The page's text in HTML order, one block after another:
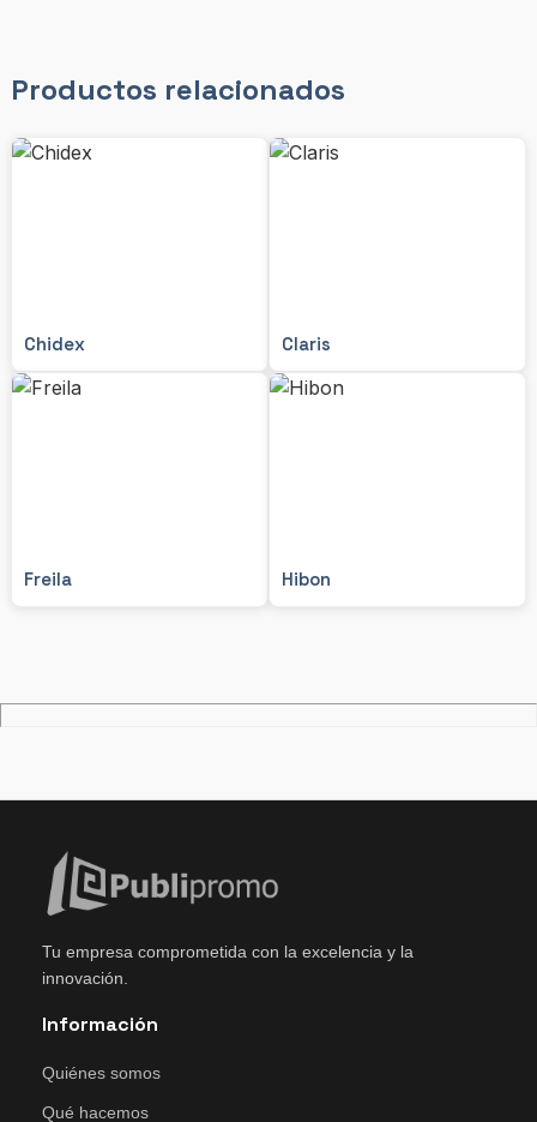
Productos relacionados
Chidex Claris
Freila Hibon
Tu empresa comprometida con la excelencia y la
innovación.
Información
Quiénes somos
Qué hacemos